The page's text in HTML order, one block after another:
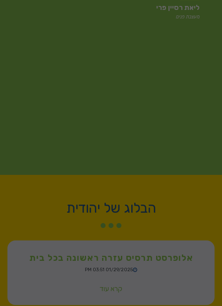
ליאת רסיין פרי
מעצבת פנים
הבלוג של יהודית
אלופרסט תרסיס עזרה ראשונה בכל בית
01/29/2025 03:51 PM
קרא עוד